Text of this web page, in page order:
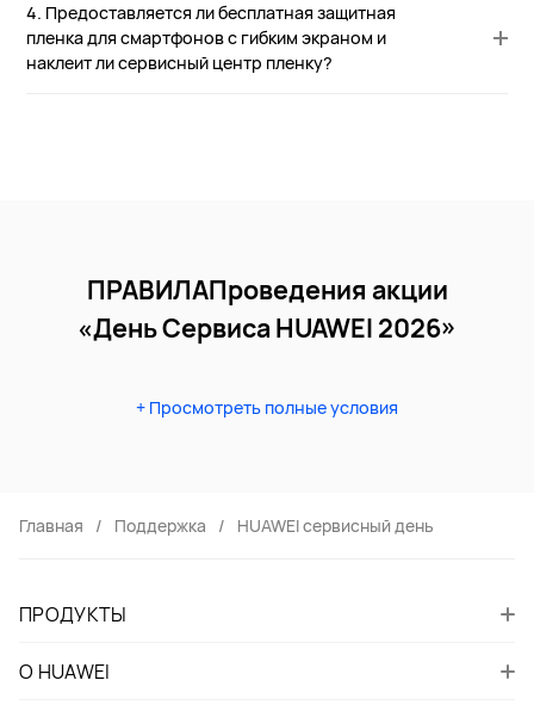
4. Предоставляется ли бесплатная защитная
пленка для смартфонов с гибким экраном и
наклеит ли сервисный центр пленку?
ПРАВИЛАПроведения акции
«День Сервиса HUAWEI 2026»
+ Просмотреть полные условия
Главная Поддержка HUAWEI сервисный день
ПРОДУКТЫ
О HUAWEI